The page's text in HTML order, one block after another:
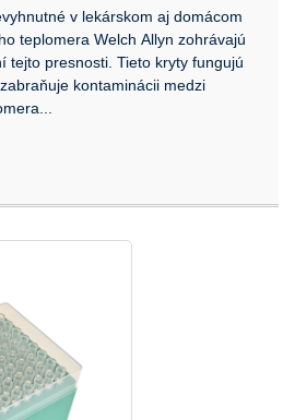
v lekárskom aj domácom
teplomera Welch Allyn zohrávajú
tejto presnosti. Tieto kryty fungujú
kontaminácii medzi